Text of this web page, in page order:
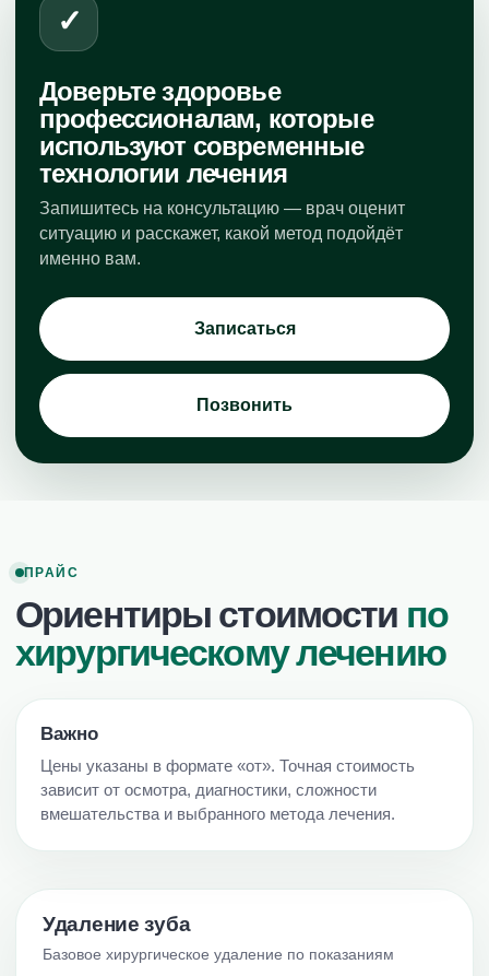
✓
Доверьте здоровье
профессионалам, которые
используют современные
технологии лечения
Запишитесь на консультацию — врач оценит
ситуацию и расскажет, какой метод подойдёт
именно вам.
Записаться
Позвонить
ПРАЙС
Ориентиры стоимости по
хирургическому лечению
Важно
Цены указаны в формате «от». Точная стоимость
зависит от осмотра, диагностики, сложности
вмешательства и выбранного метода лечения.
Удаление зуба
Базовое хирургическое удаление по показаниям